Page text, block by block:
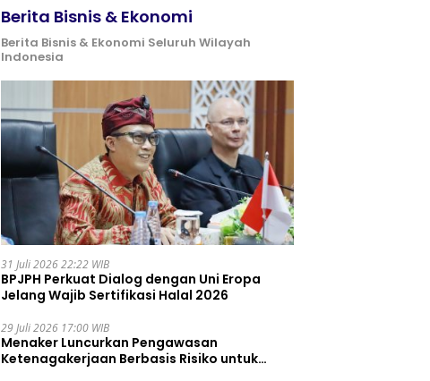
Berita Bisnis & Ekonomi
Berita Bisnis & Ekonomi Seluruh Wilayah
Indonesia
31 Juli 2026 22:22 WIB
BPJPH Perkuat Dialog dengan Uni Eropa
Jelang Wajib Sertifikasi Halal 2026
29 Juli 2026 17:00 WIB
Menaker Luncurkan Pengawasan
Ketenagakerjaan Berbasis Risiko untuk